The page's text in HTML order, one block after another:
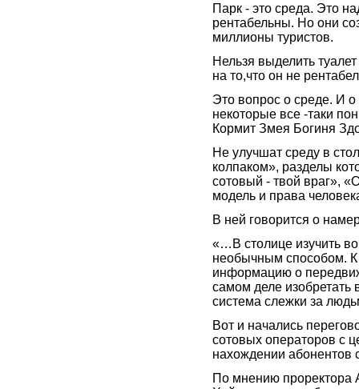
Парк - это среда. Это
рентабельны. Но они
миллионы туристов.
Нельзя выделить
на то,что он не
Это вопрос о среде. И
некоторые все -таки
Кормит Змея Богиня
Не улучшат среду в
колпаком», разделы
сотовый - твой враг»,
модель и права
В ней говорится о
«…В столице изучить
необычным способом. К
информацию о
самом деле изобретать
система слежки за
Вот и начались
сотовых операторов с
нахождении абонентов
По мнению проректора